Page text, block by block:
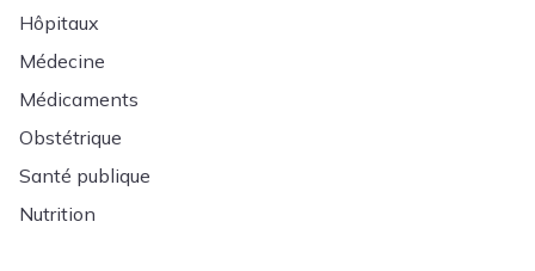
Hôpitaux
Médecine
Médicaments
Obstétrique
Santé publique
Nutrition